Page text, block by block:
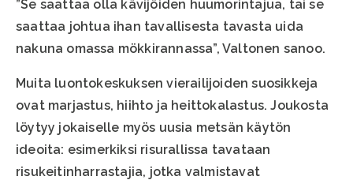
”Se saattaa olla kävijöiden huumorintajua, tai se
saattaa johtua ihan tavallisesta tavasta uida
nakuna omassa mökkirannassa”, Valtonen sanoo.
Muita luontokeskuksen vierailijoiden suosikkeja
ovat marjastus, hiihto ja heittokalastus. Joukosta
löytyy jokaiselle myös uusia metsän käytön
ideoita: esimerkiksi risurallissa tavataan
risukeitinharrastajia, jotka valmistavat